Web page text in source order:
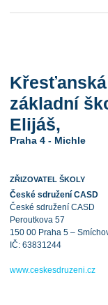
základní
Elijáš,
Praha 4 - Michle
ZŘIZOVATEL ŠKOLY
České sdružení CASD
České sdružení CASD
Peroutkova 57
150 00 Praha 5 –
IČ: 63831244
www.ceskesdruzeni.cz